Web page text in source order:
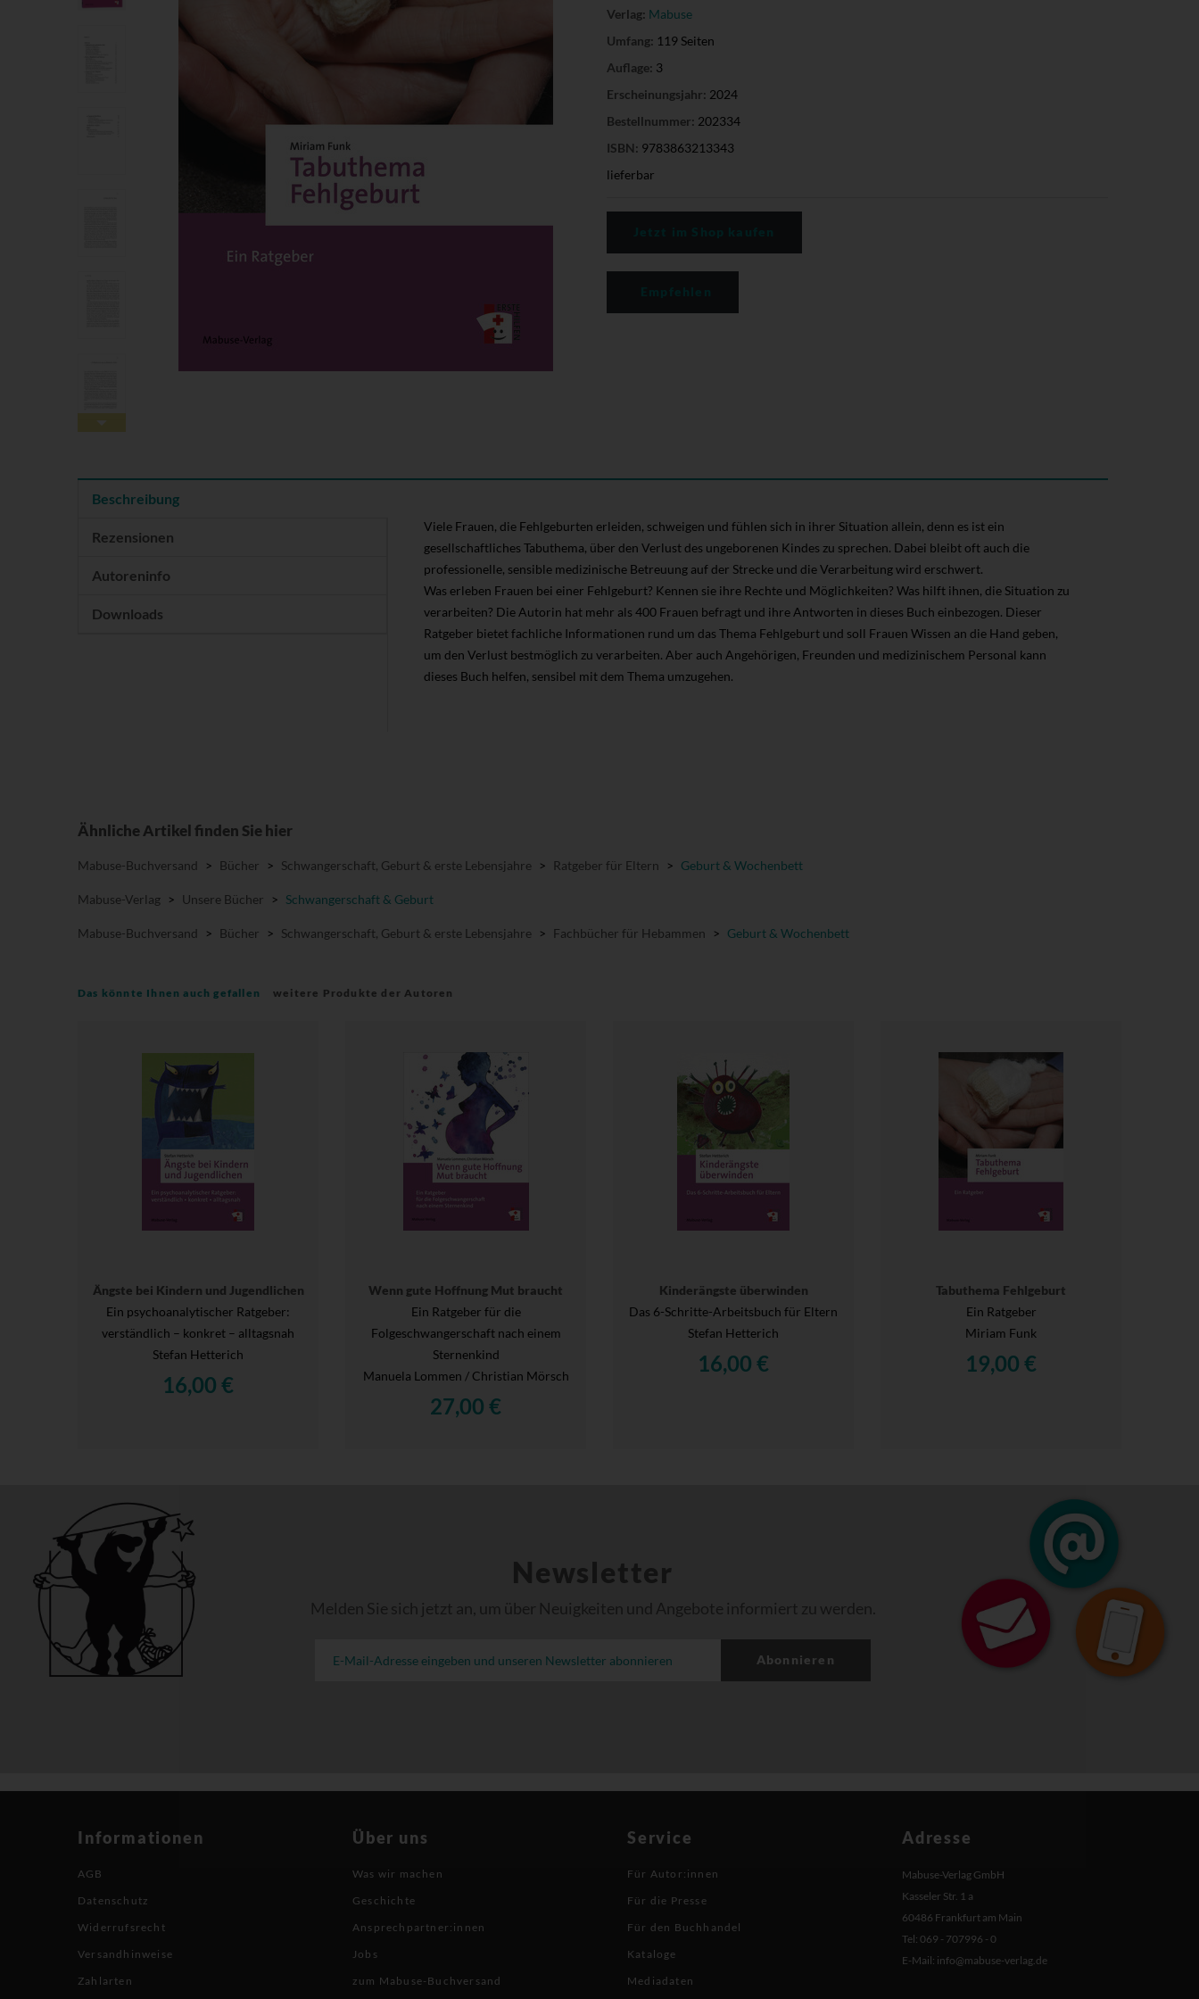
Verlag: Mabuse
Umfang: 119 Seiten
Auflage: 3
Erscheinungsjahr: 2024
Bestellnummer: 202334
ISBN: 9783863213343
lieferbar
Beschreibung
Rezensionen
Autoreninfo
Downloads
Viele Frauen, die Fehlgeburten erleiden, schweigen und fühlen sich in ihrer Situation allein, denn es ist ein
gesellschaftliches Tabuthema, über den Verlust des ungeborenen Kindes zu sprechen. Dabei bleibt oft auch die
professionelle, sensible medizinische Betreuung auf der Strecke und die Verarbeitung wird erschwert.
Was erleben Frauen bei einer Fehlgeburt? Kennen sie ihre Rechte und Möglichkeiten? Was hilft ihnen, die Situation zu
verarbeiten? Die Autorin hat mehr als 400 Frauen befragt und ihre Antworten in dieses Buch einbezogen. Dieser
Ratgeber bietet fachliche Informationen rund um das Thema Fehlgeburt und soll Frauen Wissen an die Hand geben,
um den Verlust bestmöglich zu verarbeiten. Aber auch Angehörigen, Freunden und medizinischem Personal kann
dieses Buch helfen, sensibel mit dem Thema umzugehen.
Ähnliche Artikel finden Sie hier
Mabuse-Buchversand > Bücher > Schwangerschaft, Geburt & erste Lebensjahre > Ratgeber für Eltern > Geburt & Wochenbett
Mabuse-Verlag > Unsere Bücher > Schwangerschaft & Geburt
Mabuse-Buchversand > Bücher > Schwangerschaft, Geburt & erste Lebensjahre > Fachbücher für Hebammen > Geburt & Wochenbett
Das könnte Ihnen auch gefallen weitere Produkte der Autoren
Ängste bei Kindern und Jugendlichen
Ein psychoanalytischer Ratgeber:
verständlich – konkret – alltagsnah
Stefan Hetterich
16,00 €
Wenn gute Hoffnung Mut braucht
Ein Ratgeber für die
Folgeschwangerschaft nach einem
Sternenkind
Manuela Lommen / Christian Mörsch
27,00 €
Kinderängste überwinden
Das 6-Schritte-Arbeitsbuch für Eltern
Stefan Hetterich
16,00 €
Tabuthema Fehlgeburt
Ein Ratgeber
Miriam Funk
19,00 €
Newsletter
Melden Sie sich jetzt an, um über Neuigkeiten und Angebote informiert zu werden.
Abonnieren
Informationen
AGB
Datenschutz
Widerrufsrecht
Versandhinweise
Zahlarten
Über uns
Was wir machen
Geschichte
Ansprechpartner:innen
Jobs
zum Mabuse-Buchversand
Service
Für Autor:innen
Für die Presse
Für den Buchhandel
Kataloge
Mediadaten
Adresse
Mabuse-Verlag GmbH
Kasseler Str. 1 a
60486 Frankfurt am Main
Tel: 069 - 707996 - 0
E-Mail: info@mabuse-verlag.de